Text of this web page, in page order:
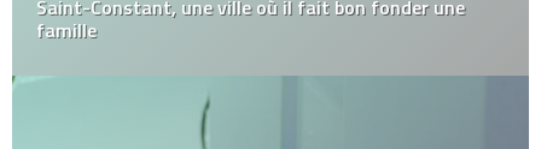
Saint-Constant, une ville où il fait bon fonder une
famille